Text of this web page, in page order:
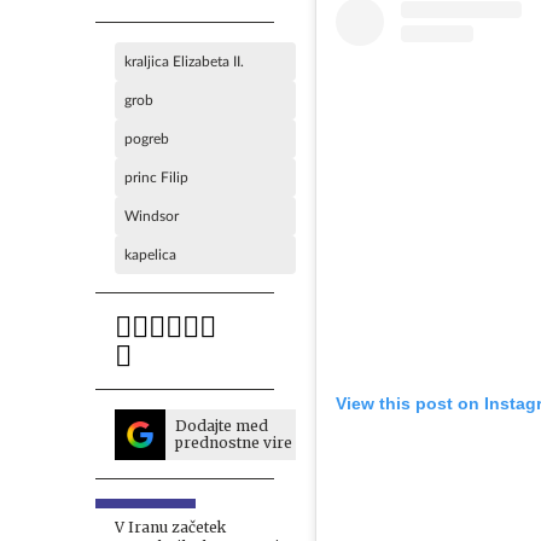
kraljica Elizabeta II.
grob
pogreb
princ Filip
Windsor
kapelica
Dodajte med
prednostne vire
V Iranu začetek
View this post on